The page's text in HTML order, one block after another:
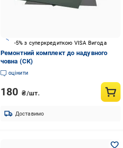
-5% з суперкредиткою VISA Вигода
Ремонтний комплект до надувного
човна (СК)
оцінити
180 ₴/шт.
Доставимо